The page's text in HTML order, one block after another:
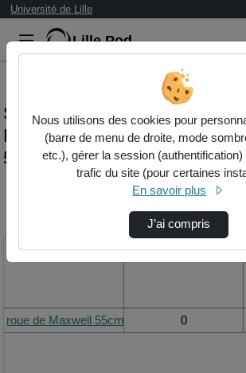
Université de Lille
Lille.Pod
Statistiques de visualisation
Roue de maxwell
Titre Vue de la journée
roue de Maxwell 0
Nous utilisons des cookies pour
(barre de menu de droite, mode
etc.), gérer la session
trafic du site (pour certaines
En savoir plus
J’ai compris